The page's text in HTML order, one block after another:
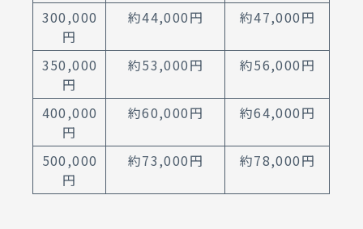
300,000
円
約44,000円 約47,000円
350,000
円
約53,000円 約56,000円
400,000
円
約60,000円 約64,000円
500,000
円
約73,000円 約78,000円